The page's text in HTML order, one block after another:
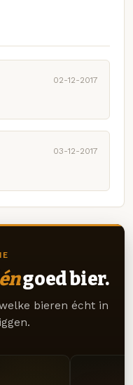
02-12-2017
03-12-2017
goed bier.
bieren écht in